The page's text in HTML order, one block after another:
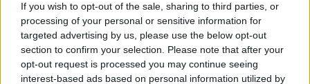
If you wish to opt-out of the sale, sharing to third parties, or
processing of your personal or sensitive information for
targeted advertising by us, please use the below opt-out
section to confirm your selection. Please note that after your
opt-out request is processed you may continue seeing
interest-based ads based on personal information utilized by
PROGRAMA PARA
SIEMPRE